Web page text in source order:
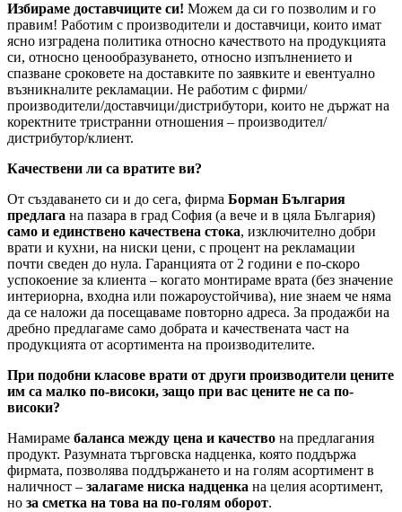
Избираме доставчиците си! Можем да си го позволим и го
правим! Работим с производители и доставчици, които имат
ясно изградена политика относно качеството на продукцията
си, относно ценообразуването, относно изпълнението и
спазване сроковете на доставките по заявките и евентуално
възникналите рекламации. Не работим с фирми/
производители/доставчици/дистрибутори, които не държат на
коректните тристранни отношения – производител/
дистрибутор/клиент.
Качествени ли са вратите ви?
От създаването си и до сега, фирма Борман България
предлага на пазара в град София (а вече и в цяла България)
само и единствено качествена стока, изключително добри
врати и кухни, на ниски цени, с процент на рекламации
почти сведен до нула. Гаранцията от 2 години е по-скоро
успокоение за клиента – когато монтираме врата (без значение
интериорна, входна или пожароустойчива), ние знаем че няма
да се наложи да посещаваме повторно адреса. За продажби на
дребно предлагаме само добрата и качествената част на
продукцията от асортимента на производителите.
При подобни класове врати от други производители цените
им са малко по-високи, защо при вас цените не са по-
високи?
Намираме баланса между цена и качество на предлагания
продукт. Разумната търговска надценка, която поддържа
фирмата, позволява поддържането и на голям асортимент в
наличност – залагаме ниска надценка на целия асортимент,
но за сметка на това на по-голям оборот.